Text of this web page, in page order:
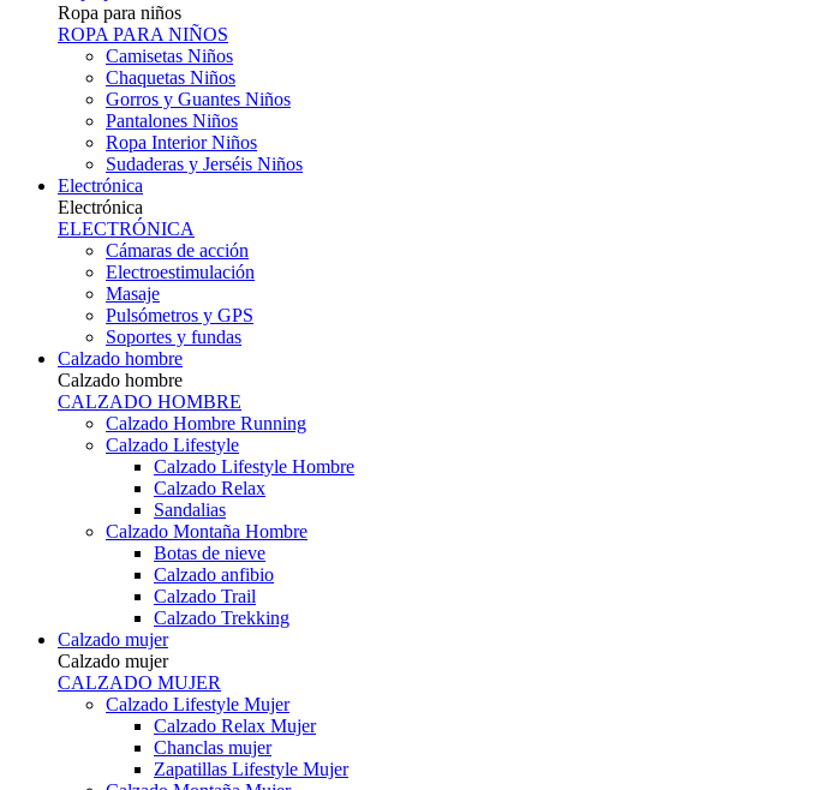
Ropa para niños
ROPA PARA NIÑOS
Camisetas Niños
Chaquetas Niños
Gorros y Guantes Niños
Pantalones Niños
Ropa Interior Niños
Sudaderas y Jerséis Niños
Electrónica
Electrónica
ELECTRÓNICA
Cámaras de acción
Electroestimulación
Masaje
Pulsómetros y GPS
Soportes y fundas
Calzado hombre
Calzado hombre
CALZADO HOMBRE
Calzado Hombre Running
Calzado Lifestyle
Calzado Lifestyle Hombre
Calzado Relax
Sandalias
Calzado Montaña Hombre
Botas de nieve
Calzado anfibio
Calzado Trail
Calzado Trekking
Calzado mujer
Calzado mujer
CALZADO MUJER
Calzado Lifestyle Mujer
Calzado Relax Mujer
Chanclas mujer
Zapatillas Lifestyle Mujer